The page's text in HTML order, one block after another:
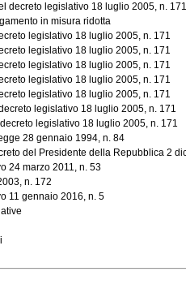
decreto legislativo 18 luglio 2005, n. 171
in misura ridotta
legislativo 18 luglio 2005, n. 171
legislativo 18 luglio 2005, n. 171
legislativo 18 luglio 2005, n. 171
legislativo 18 luglio 2005, n. 171
legislativo 18 luglio 2005, n. 171
legislativo 18 luglio 2005, n. 171
legislativo 18 luglio 2005, n. 171
28 gennaio 1994, n. 84
del Presidente della Repubblica 2
24 marzo 2011, n. 53
n. 172
11 gennaio 2016, n. 5